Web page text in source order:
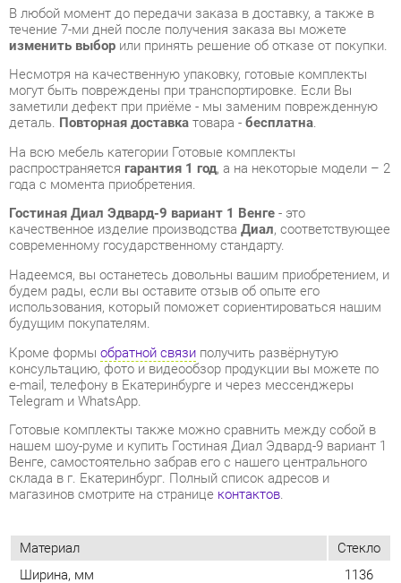
Несмотря на качественную упаковку, готовые комплекты
могут быть повреждены при транспортировке. Если Вы
заметили дефект при приёме - мы заменим поврежденную
деталь.Повторная доставка товара -бесплатна.
На всю мебель категории Готовые комплекты
распространяетсягарантия 1 год, а на некоторые модели – 2
года с момента приобретения.
Гостиная Диал Эдвард-9 вариант 1 Венге
качественное изделие производстваДиал, соответствующее
современному государственному стандарту.
будем рады, если вы оставите отзыв об опыте его
использования, который поможет сориентироваться нашим
будущим покупателям.
Кроме формы обратной связиполучить развёрнутую
консультацию, фото и видеообзор продукции вы можете по
e-mail, телефону в Екатеринбурге и через мессенджеры
Telegram и WhatsApp.
Готовые комплекты также можно сравнить между собой в
нашем шоу-руме и купить Гостиная Диал Эдвард-9 вариант 1
Венге, самостоятельно забрав его с нашего центрального
склада в г. Екатеринбург. Полный список адресов и
магазинов смотрите на странице
Материал
Стекло
Ширина, мм
Глубина, мм
450
Высота, мм
646